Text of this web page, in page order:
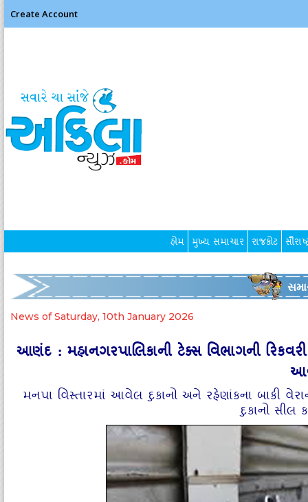
Create Account
હોમ મુખ્ય સમાચાર રાજકોટ
News of Saturday, 10th January 2026
આણંદ : મહાનગરપાલિકાની ટેક્સ વિભાગની
મનપા વિસ્તારમાં આવેલ દુકાનો અને રહેણાંકના બાકી
દુકાનો સીલ